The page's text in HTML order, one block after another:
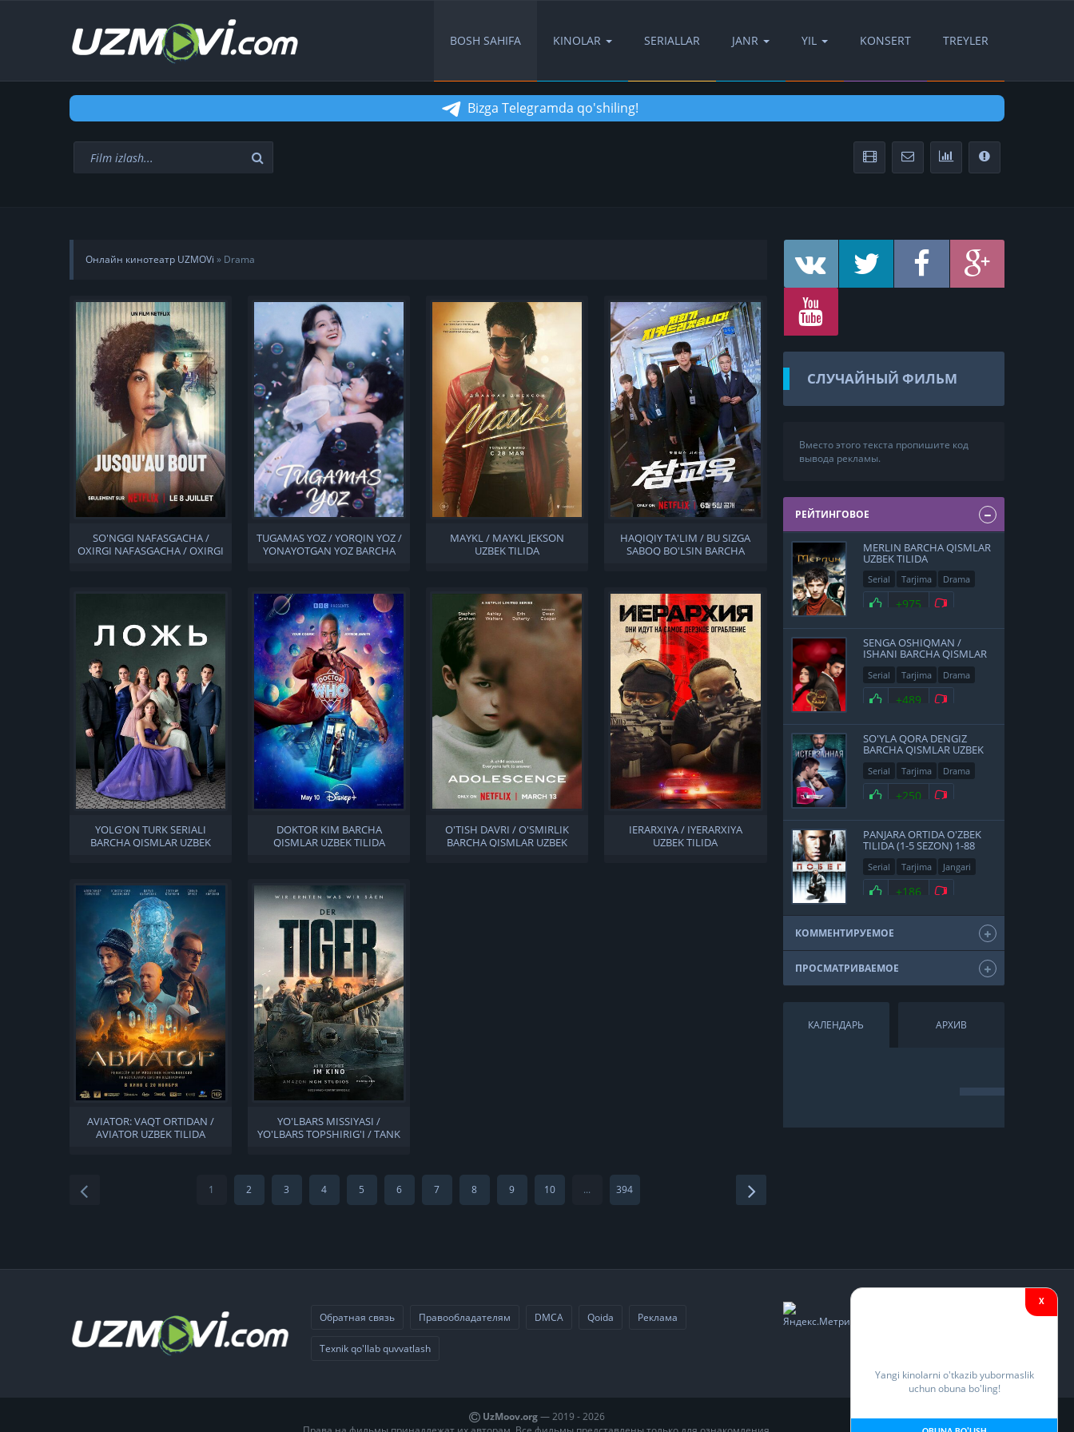
BOSH SAHIFA KINOLAR SERIALLAR JANR YIL KONSERT TREYLER
Bizga Telegramda qo'shiling!
Онлайн кинотеатр UZMOVi » Drama
SO'NGGI NAFASGACHA /
OXIRGI NAFASGACHA / OXIRGI
TUGAMAS YOZ / YORQIN YOZ /
YONAYOTGAN YOZ BARCHA
MAYKL / MAYKL JEKSON
UZBEK TILIDA
HAQIQIY TA'LIM / BU SIZGA
SABOQ BO'LSIN BARCHA
YOLG'ON TURK SERIALI
BARCHA QISMLAR UZBEK
DOKTOR KIM BARCHA
QISMLAR UZBEK TILIDA
O'TISH DAVRI / O'SMIRLIK
BARCHA QISMLAR UZBEK
IERARXIYA / IYERARXIYA
UZBEK TILIDA
AVIATOR: VAQT ORTIDAN /
AVIATOR UZBEK TILIDA
YO'LBARS MISSIYASI /
YO'LBARS TOPSHIRIG'I / TANK
1 2 3 4 5 6 7 8 9 10 ... 394
СЛУЧАЙНЫЙ ФИЛЬМ
Вместо этого текста пропишите код
вывода рекламы.
РЕЙТИНГОВОЕ
MERLIN BARCHA QISMLAR
UZBEK TILIDA
Serial Tarjima
Drama
Sarguzasht
+975
SENGA OSHIQMAN /
ISHANI BARCHA QISMLAR
UZBEK TILIDA
Serial Tarjima
Drama
Hind
+489
SO'YLA QORA DENGIZ
BARCHA QISMLAR UZBEK
TILIDA
Serial Tarjima
Drama
Turk
+250
PANJARA ORTIDA O'ZBEK
TILIDA (1-5 SEZON) 1-88
QISM HD
Serial Tarjima
Jangari
Drama
+186
КОММЕНТИРУЕМОЕ
ПРОСМАТРИВАЕМОЕ
КАЛЕНДАРЬ АРХИВ
Обратная связь Правообладателям DMCA Qoida Реклама
Texnik qo'llab quvvatlash
UzMoov.org— 2019 -2026
X
Yangi kinolarni o'tkazib yubormaslik
uchun obuna bo'ling!